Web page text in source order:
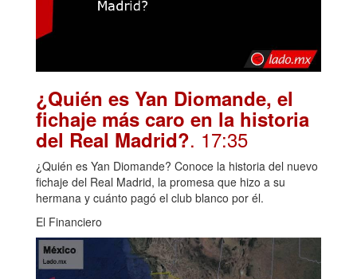
¿Quién es Yan Diomande, el
fichaje más caro en la historia
del Real Madrid?. 17:35
¿Quién es Yan Diomande? Conoce la historia del nuevo
fichaje del Real Madrid, la promesa que hizo a su
hermana y cuánto pagó el club blanco por él.
El Financiero